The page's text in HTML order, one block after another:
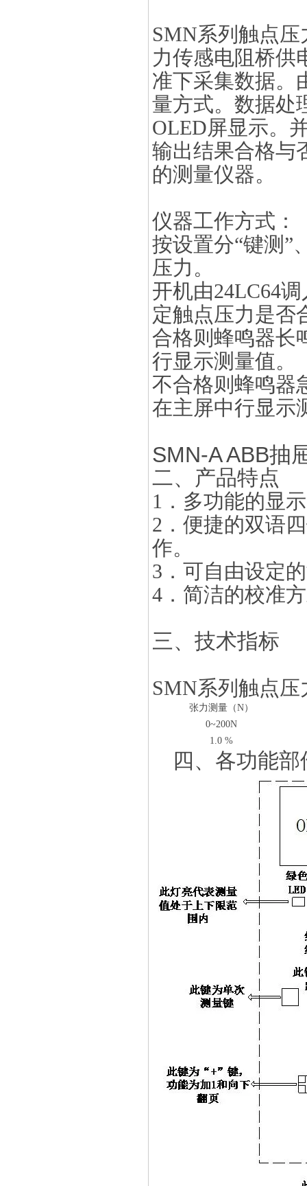
SMN系列触点
力传感电阻桥供
准下采集数据。
量方式。数据处
OLED屏显示。
输出结果合格与
的测量仪器。
仪器工作方式：
按设置分“键测”
压力。
开机由24LC64
定触点压力是否
合格则蜂鸣器长
行显示测量值。
不合格则蜂鸣器
在主屏中行显示
SMN-A ABB抽
二、产品特点
1．多功能的显
2．便捷的双语
作。
3．可自由设定
4．简洁的校准
三、技术指标
SMN系列触点
张力测量（N）
0~200N
1.0 %
四、各功能